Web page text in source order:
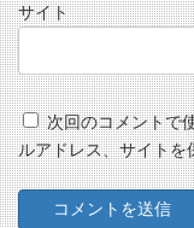
サイト
次回のコメントで
ルアドレス、サイトを